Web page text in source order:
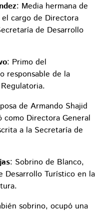
: Media hermana de
cargo de Directora
de Desarrollo
: Primo del
responsable de la
de Armando Shajid
como Directora General
a la Secretaría de
: Sobrino de Blanco,
Desarrollo Turístico en la
sobrino, ocupó una